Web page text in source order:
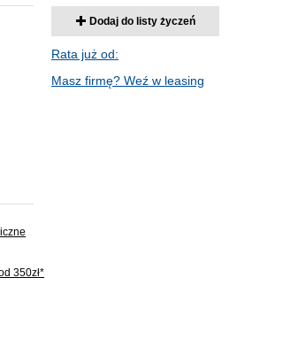
350zł*
Dodaj do listy życzeń
Rata już od:
Masz firmę? Weź w leasing